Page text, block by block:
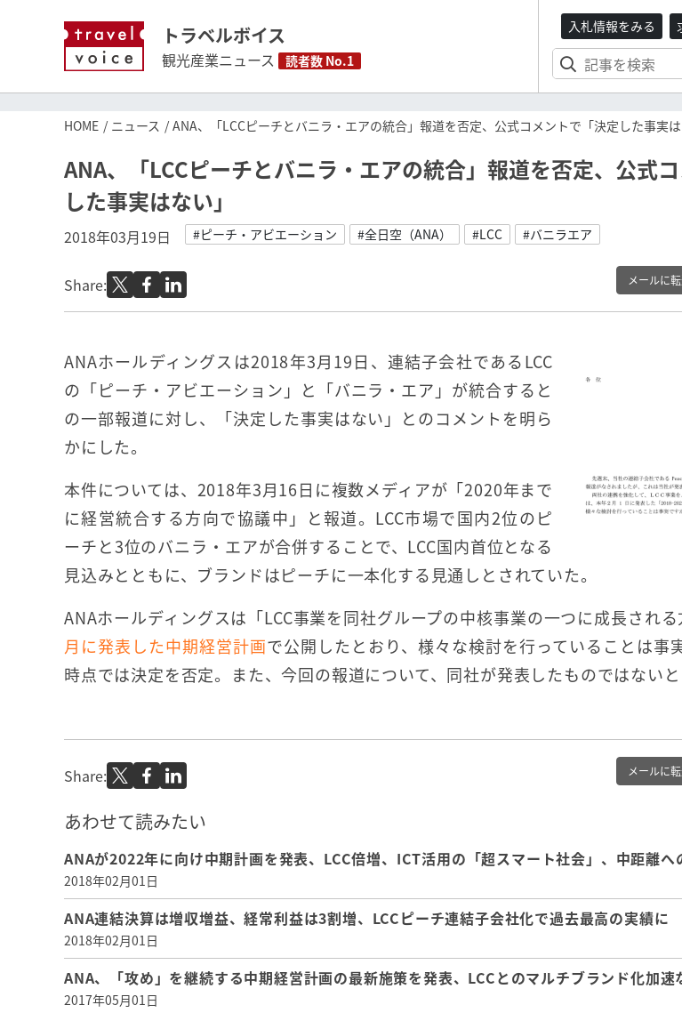
トラベルボイス
観光産業ニュース 読者数 No.1
入札情報をみる
HOME ニュース ANA、「LCCピーチとバニラ・エアの統合」報道を否定、公式コメントで「決定した事実は
ANA、「LCCピーチとバニラ・エアの統合」報道を否定、公式
した事実はない」
2018年03月19日 #ピーチ・アビエーション #全日空（ANA） #LCC #バニラエア
Share: メールに
ANAホールディングスは2018年3月19日、連結子会社であるLCC
の「ピーチ・アビエーション」と「バニラ・エア」が統合すると
の一部報道に対し、「決定した事実はない」とのコメントを明ら
かにした。
本件については、2018年3月16日に複数メディアが「2020年まで
に経営統合する方向で協議中」と報道。LCC市場で国内2位のピ
ーチと3位のバニラ・エアが合併することで、LCC国内首位となる
見込みとともに、ブランドはピーチに一本化する見通しとされていた。
ANAホールディングスは「LCC事業を同社グループの中核事業の一つに成長され
月に発表した中期経営計画で公開したとおり、様々な検討を行っていることは事
時点では決定を否定。また、今回の報道について、同社が発表したものではないと
Share: メールに
あわせて読みたい
ANAが2022年に向け中期計画を発表、LCC倍増、ICT活用の「超スマート社会」、中距離へ
2018年02月01日
ANA連結決算は増収増益、経常利益は3割増、LCCピーチ連結子会社化で過去最高の実績
2018年02月01日
ANA、「攻め」を継続する中期経営計画の最新施策を発表、LCCとのマルチブランド化加速
2017年05月01日